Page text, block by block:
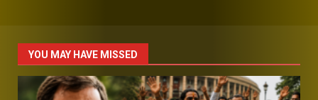
YOU MAY HAVE MISSED